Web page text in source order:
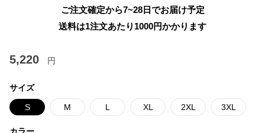
ご注文確定から7~28日でお届け予定
送料は1注文あたり 1000円かかります
5,220 円
サイズ
S M L XL 2XL 3XL